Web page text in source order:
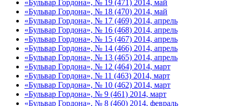
«Бульвар Гордона», № 19 (471) 2014, май
«Бульвар Гордона», № 18 (470) 2014, май
«Бульвар Гордона», № 17 (469) 2014, апрель
«Бульвар Гордона», № 16 (468) 2014, апрель
«Бульвар Гордона», № 15 (467) 2014, апрель
«Бульвар Гордона», № 14 (466) 2014, апрель
«Бульвар Гордона», № 13 (465) 2014, апрель
«Бульвар Гордона», № 12 (464) 2014, март
«Бульвар Гордона», № 11 (463) 2014, март
«Бульвар Гордона», № 10 (462) 2014, март
«Бульвар Гордона», № 9 (461) 2014, март
«Бульвар Гордона», № 8 (460) 2014, февраль